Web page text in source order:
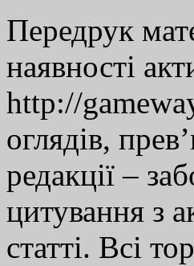
Передрук
наявності
http://
оглядів,
редакції –
цитування з
статті. Всі